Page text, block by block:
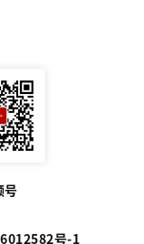
号
号-1